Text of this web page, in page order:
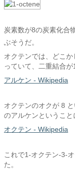
炭素数が8の炭素化合
ぶそうだ。
オクテンでは、どこ
っていて、二重結合が
アルケン - Wikipedia
オクテンのオクが 8
のアルケンということ
オクテン - Wikipedia
これで1-オクテン-3-
た。